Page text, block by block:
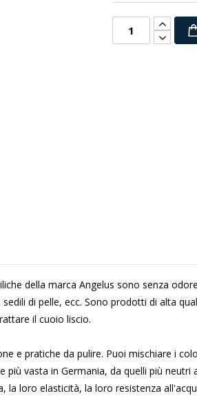
della marca Angelus sono senza
di pelle, ecc. Sono prodotti di alta
il cuoio liscio.
e pratiche da pulire. Puoi mischiare i
vasta in Germania, da quelli più neutri
loro elasticità, la loro resistenza